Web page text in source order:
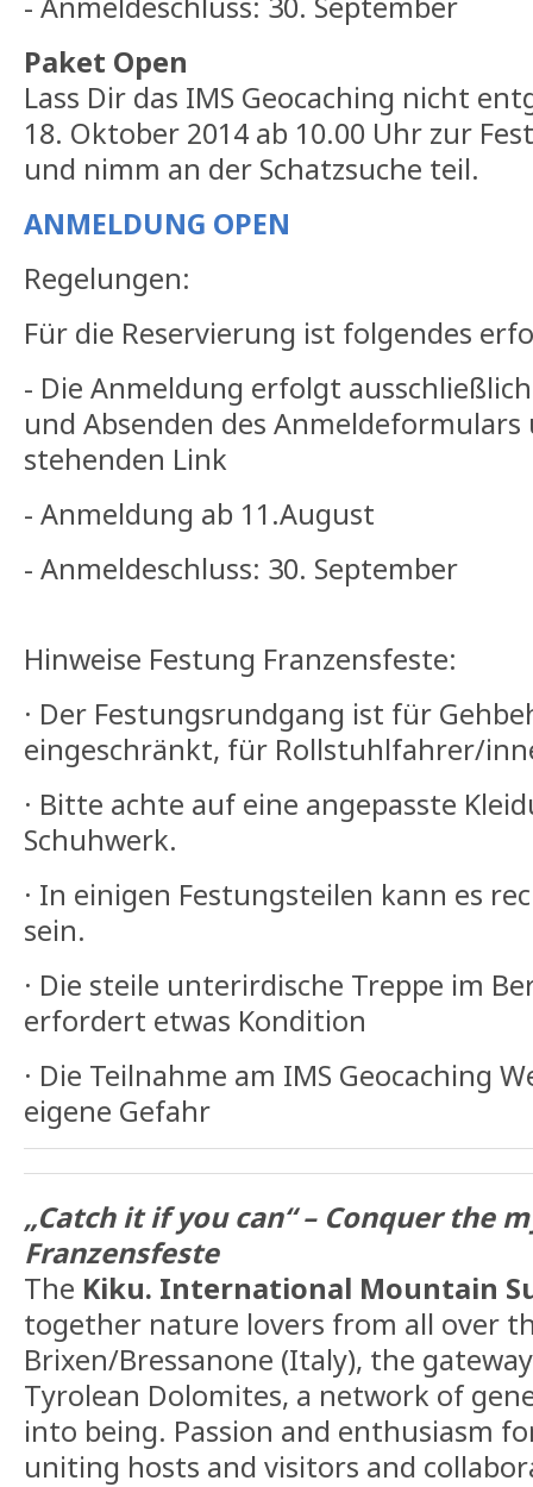
Paket Open
Lass Dir das IMS Geocaching nicht
18. Oktober 2014 ab 10.00 Uhr zur
und nimm an der Schatzsuche teil.
ANMELDUNG OPEN
Regelungen:
Für die Reservierung ist folgendes
- Die Anmeldung erfolgt
und Absenden des
stehenden Link
- Anmeldung ab 11.August
- Anmeldeschluss: 30. September
Hinweise Festung Franzensfeste:
· Der Festungsrundgang ist für
eingeschränkt, für Rollstuhlfahrer/
· Bitte achte auf eine angepasste
Schuhwerk.
· In einigen Festungsteilen kann es
sein.
· Die steile unterirdische Treppe im
erfordert etwas Kondition
· Die Teilnahme am IMS Geocaching
eigene Gefahr
„Catch it if you can“ – Conquer the
Franzensfeste
The Kiku. International Mountain
together nature lovers from all over
Brixen/Bressanone (Italy), the
Tyrolean Dolomites, a network of
into being. Passion and enthusiasm
uniting hosts and visitors and